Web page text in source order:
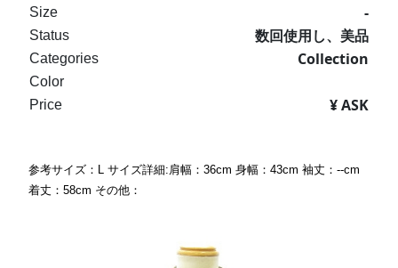
Size -
Status 数回使用し、美品
Categories Collection
Color
Price
¥ ASK
参考サイズ：L サイズ詳細:肩幅：36cm 身幅：43cm 袖丈：--cm
着丈：58cm その他：